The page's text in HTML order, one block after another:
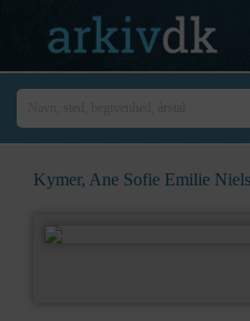
Kymer, Ane Sofie Emilie